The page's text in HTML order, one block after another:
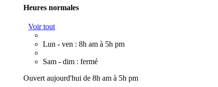
Heures normales
Voir tout
Lun - ven : 8h am à 5h pm
Sam - dim : fermé
Ouvert aujourd'hui de 8h am à 5h pm